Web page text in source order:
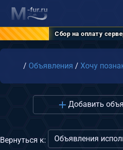
Сбор на оплату
Главная
/ Объявления / Хочу
Добавить
Вернуться к: Объявления